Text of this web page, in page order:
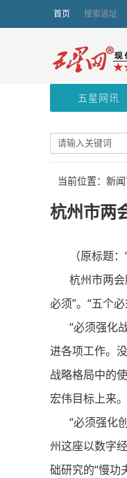
首页 搜索选址
五星网讯
当前位置：新
杭州市两
（原标题：“
杭州市两会
必须”。“五个
“必须强化战
进各项工作。
战略格局中的
宏伟目标上来。
“必须强化创
州这座以数字
础研究的“慢功